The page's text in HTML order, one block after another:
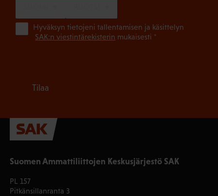
Suomen Ammattiliittojen Keskusjärjestö SAK
PL 157
Pitkänsillanranta 3
Hyväksyn tietojeni tallentamisen ja käsittelyn
SAK:n viestintärekisterin mukaisesti *
Tilaa